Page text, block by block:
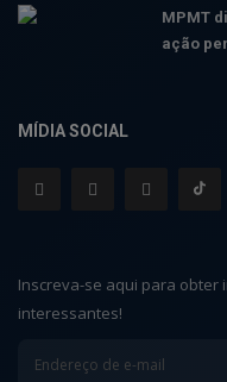
MPMT
ação
MÍDIA SOCIAL
Inscreva-se aqui para obter
interessantes!